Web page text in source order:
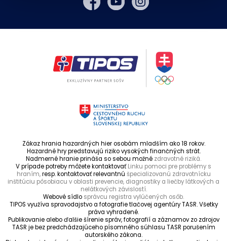
Zákaz hrania hazardných hier osobám mladším ako 18 rokov.
Hazardné hry predstavujú riziko vysokých finančných strát.
Nadmerné hranie prináša so sebou možné zdravotné riziká.
V prípade potreby môžete kontaktovaťLinku pomoci pre problémy s
hraním,resp. kontaktovať relevantnú špecializovanú zdravotnícku
inštitúciu pôsobiacu v oblasti prevencie, diagnostiky a liečby látkových a
nelátkových závislostí.
Webové sídlo správcu registra vylúčených osôb.
TIPOS využíva spravodajstvo a fotografie tlačovej agentúry TASR. Všetky
práva vyhradené.
Publikovanie alebo ďalšie šírenie správ, fotografií a záznamov zo zdrojov
TASR je bez predchádzajúceho písomného súhlasu TASR porušením
autorského zákona.